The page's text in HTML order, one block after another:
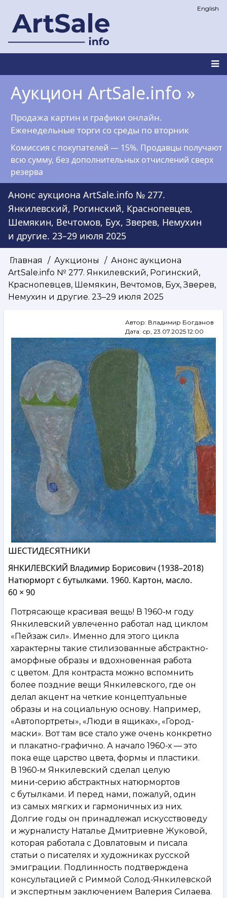
основному
English
Main
navigation
Аукцион ArtSale.info »
Продажа картин и графики онлайн.
Еженедельные торги со среды по вторник
Комиссия с покупателей — 15%. Продавцы получают
всю сумму, без дополнительных отчислений сверх
резерва
Анонс аукциона ArtSale.info № 277.
Янкилевский, Рогинский, Краснопевцев,
Шемякин, Вечтомов, Бух, Зверев, Немухин
и другие. 23–29 июля 2025
Строка
навигации
Главная Аукционы
Анонс аукциона
ArtSale.info № 277. Янкилевский, Рогинский,
Краснопевцев, Шемякин, Вечтомов, Бух, Зверев,
Немухин и другие. 23–29 июля 2025
Автор: Владимир Богданов
Дата: ср, 23.07.2025 12:00
ШЕСТИДЕСЯТНИКИ
ЯНКИЛЕВСКИЙ Владимир Борисович (1938–2018)
Натюрморт с бутылками. 1960. Картон, масло.
60 × 90
Потрясающе красивая вещь! В 1960‑м году
Янкилевский увлеченно работал над циклом
«Пейзаж сил». Именно для этого цикла
характерны такие стилизованные абстрактно-
аморфные образы и вдохновенная работа
с цветом. Для контраста можно вспомнить
более поздние вещи Янкилевского, где он
делал акцент на четкие концептуальные
образы и на социальную основу. Например,
«Автопортреты», «Люди в ящиках», «Город-
маски». Вот там все стало уже очень конкретно
и плакатно-графично. А начало 1960‑х — это
пока еще царство цвета, формы и пластики.
В 1960‑м Янкилевский сделал целую
мини‑серию абстрактных натюрмортов
с бутылками. И перед нами, пожалуй, один
из самых мягких и гармоничных из них.
Долгие годы он принадлежал искусствоведу
и журналисту Наталье Дмитриевне Жуковой,
которая работала с Довлатовым и писала
статьи о писателях и художниках русской
эмиграции. Подлинность подтверждена
консультацией с Риммой Солод‑Янкилевской
и экспертным заключением Валерия Силаева.